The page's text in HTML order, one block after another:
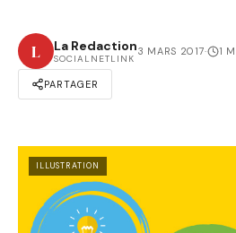
L La Redaction
SOCIALNETLINK
3 MARS 2017· 1
PARTAGER
ILLUSTRATION